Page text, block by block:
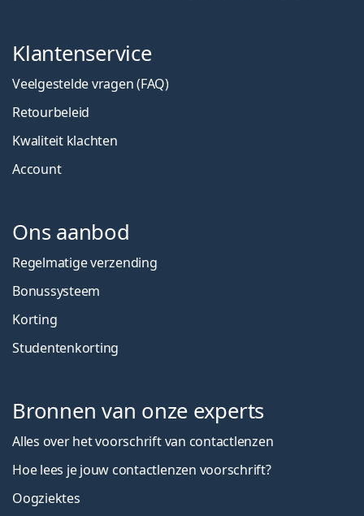
Klantenservice
Veelgestelde vragen (FAQ)
Retourbeleid
Kwaliteit klachten
Account
Ons aanbod
Regelmatige verzending
Bonussysteem
Korting
Studentenkorting
Bronnen van onze experts
Alles over het voorschrift van contactlenzen
Hoe lees je jouw contactlenzen voorschrift?
Oogziektes